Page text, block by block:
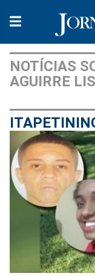
NOTÍCIAS
AGUIRRE